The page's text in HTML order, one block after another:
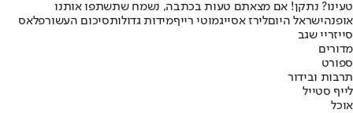
טעינו? נתקן! אם מצאתם טעות בכתבה, נשמח שתשתפו אותנו
אופנהישראל היוםלירז אסייגמוטי רייףמידות גדולותסיכום העשורפלאס
סייזריי שגב
מדורים
ספורט
תרבות ובידור
לייף סטייל
אוכל